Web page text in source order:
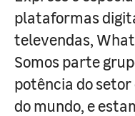
plataformas
televendas,
Somos parte
potência do
do mundo, e